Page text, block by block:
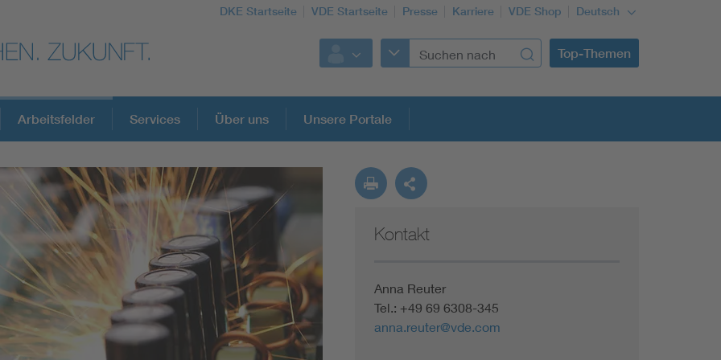
DKE Startseite VDE Startseite Presse Karriere VDE Shop Deutsch
Top-Themen
DKE Fachinformationen im Kontext der Normung
Blitzschutz: DIN EN 62305 in der Übersicht
Circular Economy für mehr Ressourceneffizienz
Cybersecurity in der Industrieautomatisierung
Funktionale Sicherheit schützt den Menschen
Gleichstromanwendungen im Wachstum
Installation und Betrieb von Mini-PV-Anlagen
Arbeitsfelder Services Über uns Unsere Portale
Kontakt
Anna Reuter
Tel.: +49 69 6308-345
anna.reuter@vde.com